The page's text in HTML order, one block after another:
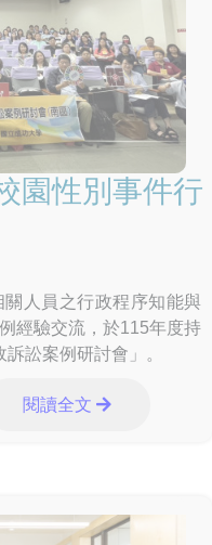
園性別事件行
人員之行政程序知能與
經驗交流，於115年度持
訟案例研討會」。
閱讀全文